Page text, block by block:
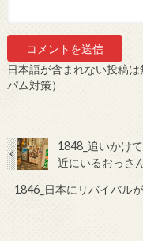
日本語が含まれない投稿
パム対策）
1848_追いかけ
近にいるおっさ
1846_日本にリバイバル